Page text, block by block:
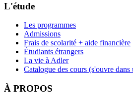
L'étude
Les programmes
Admissions
Frais de scolarité + aide financière
Étudiants étrangers
La vie à Adler
Catalogue des cours (s'ouvre
À PROPOS